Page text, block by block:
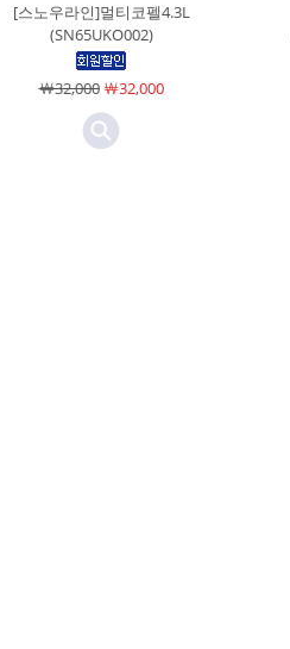
[스노우라인]멀티코펠4.3L
(SN65UKO002)
￦32,000￦32,000